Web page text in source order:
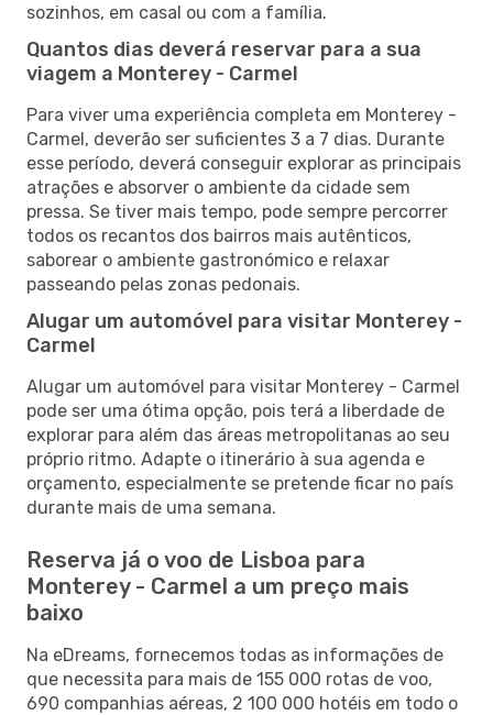
sozinhos, em casal ou com a família.
Quantos dias deverá reservar para a sua
viagem a Monterey - Carmel
Para viver uma experiência completa em Monterey -
Carmel, deverão ser suficientes 3 a 7 dias. Durante
esse período, deverá conseguir explorar as principais
atrações e absorver o ambiente da cidade sem
pressa. Se tiver mais tempo, pode sempre percorrer
todos os recantos dos bairros mais autênticos,
saborear o ambiente gastronómico e relaxar
passeando pelas zonas pedonais.
Alugar um automóvel para visitar Monterey -
Carmel
Alugar um automóvel para visitar Monterey - Carmel
pode ser uma ótima opção, pois terá a liberdade de
explorar para além das áreas metropolitanas ao seu
próprio ritmo. Adapte o itinerário à sua agenda e
orçamento, especialmente se pretende ficar no país
durante mais de uma semana.
Reserva já o voo de Lisboa para
Monterey - Carmel a um preço mais
baixo
Na eDreams, fornecemos todas as informações de
que necessita para mais de 155 000 rotas de voo,
690 companhias aéreas, 2 100 000 hotéis em todo o